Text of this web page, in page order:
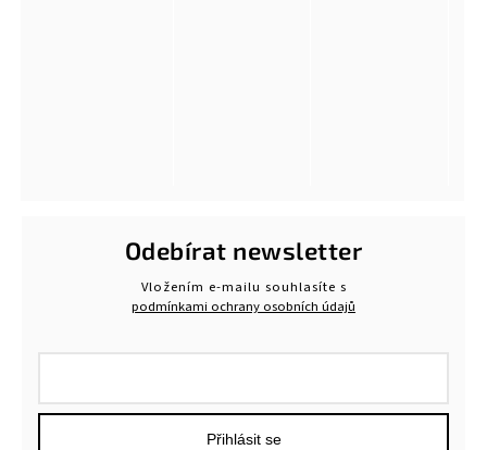
Odebírat newsletter
Vložením e-mailu souhlasíte s
podmínkami ochrany osobních údajů
Přihlásit se